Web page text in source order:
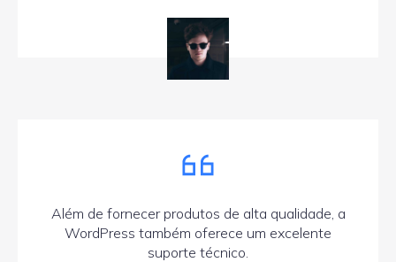
Além de fornecer produtos de alta qualidade, a
WordPress também oferece um excelente
suporte técnico.